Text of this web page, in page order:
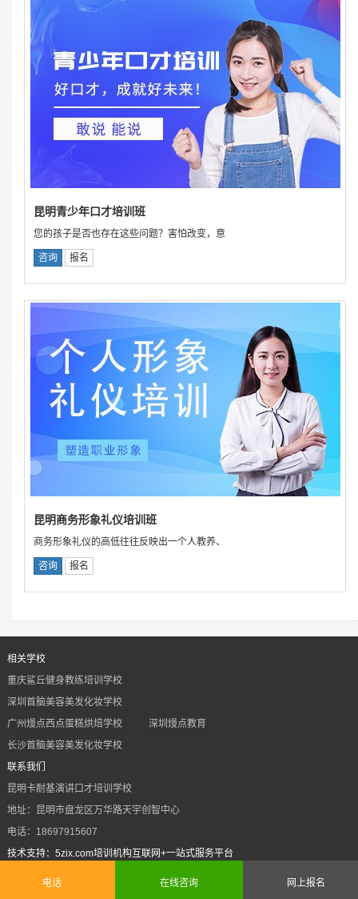
昆明青少年口才培训班
您的孩子是否也存在这些问题？害怕改变，意
咨询 报名
昆明商务形象礼仪培训班
商务形象礼仪的高低往往反映出一个人教养、
咨询 报名
相关学校
重庆鲨丘健身教练培训学校
深圳首脑美容美发化妆学校
广州熳点西点蛋糕烘焙学校
深圳熳点教育
长沙首脑美容美发化妆学校
联系我们
昆明卡耐基演讲口才培训学校
地址：昆明市盘龙区万华路天宇创智中心
电话：18697915607
技术支持：5zix.com培训机构互联网+一站式服务平台
Powered by 5zix.com
sitemap.txt
电话 在线咨询 网上报名